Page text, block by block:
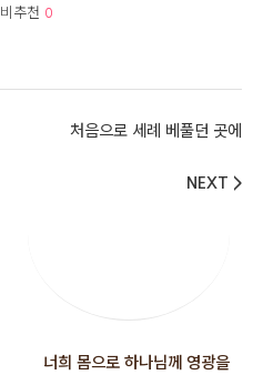
비추천 0
처음으로 세례 베풀던 곳에
NEXT >
너희 몸으로 하나님께 영광을